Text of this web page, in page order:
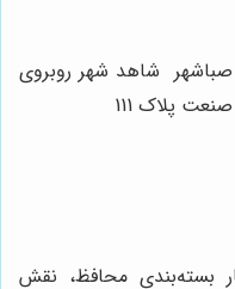
شاهد شهر روبروی
پلاک 111
بسته‌بندی محافظ، نقش